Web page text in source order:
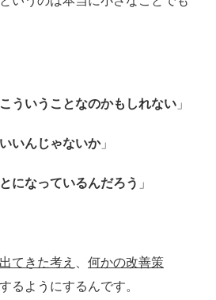
ういうことなのかもしれない 」
いんじゃないか」
になっているんだろう 」
てきた考え
何かの改善策
るようにするんです。